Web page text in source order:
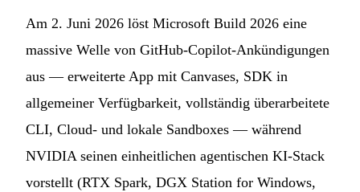
Am 2. Juni 2026 löst Microsoft Build 2026 eine
massive Welle von GitHub-Copilot-Ankündigungen
aus — erweiterte App mit Canvases, SDK in
allgemeiner Verfügbarkeit, vollständig überarbeitete
CLI, Cloud- und lokale Sandboxes — während
NVIDIA seinen einheitlichen agentischen KI-Stack
vorstellt (RTX Spark, DGX Station for Windows,